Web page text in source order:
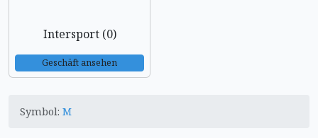
Intersport (0)
Geschäft ansehen
Symbol: M